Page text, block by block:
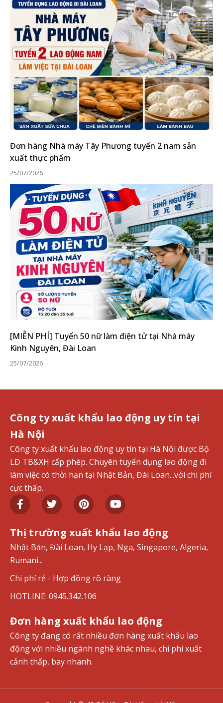
Đơn hàng Nhà máy Tây Phương tuyển 2 nam sản
xuất thực phẩm
25/07/2026
[MIỄN PHÍ] Tuyển 50 nữ làm điện tử tại Nhà máy
Kinh Nguyên, Đài Loan
25/07/2026
Công ty xuất khẩu lao động uy tín tại
Hà Nội
Công ty xuất khẩu lao động uy tín tại Hà Nội được Bộ
LĐ TB&XH cấp phép. Chuyên tuyển dụng lao động đi
làm việc có thời hạn tại Nhật Bản, Đài Loan...với chi phí
cực thấp.
Thị trường xuất khẩu lao động
Nhật Bản, Đài Loan, Hy Lạp, Nga, Singapore, Algeria,
Rumani...
Chi phí rẻ - Hợp đồng rõ ràng
HOTLINE: 0945.342.106
Đơn hàng xuất khẩu lao động
Công ty đang có rất nhiều đơn hàng xuất khẩu lao
động với nhiều ngành nghề khác nhau, chi phí xuất
cảnh thấp, bay nhanh.